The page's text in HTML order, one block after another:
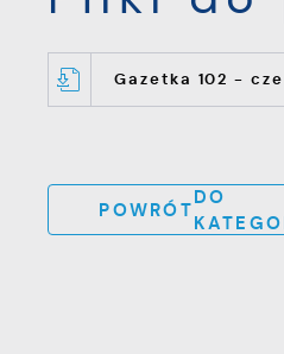
Gazetka 102 -
POWRÓT
DO